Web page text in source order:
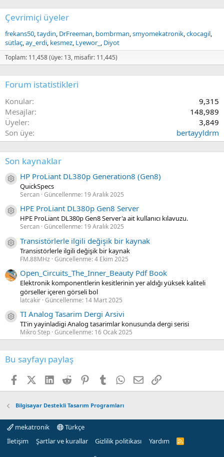
Çevrimiçi üyeler
frekans50 taydin DrFreeman bombrman smyomekatronik ckocagil
sütlaç ay_erdi kesmez Lyewor_ Diyot
Toplam: 11,458 (üye: 13, misafir: 11,445)
Forum istatistikleri
Konular
9,315
Mesajlar
148,989
Üyeler
3,849
Son üye
bertayyldrm
Son kaynaklar
Kaynak ikon/amblem
HP ProLiant DL380p Generation8 (Gen8)
QuickSpecs
Sercan Güncellenme: 19 Aralık 2025
Kaynak ikon/amblem
HPE ProLiant DL380p Gen8 Server
HPE ProLiant DL380p Gen8 Server'a ait kullanıcı kılavuzu.
Sercan Güncellenme: 19 Aralık 2025
Kaynak ikon/amblem
Transistörlerle ilgili değişik bir kaynak
Transistörlerle ilgili değişik bir kaynak
FM.88MHz Güncellenme:4 Ekim 2025
Open_Circuits_The_Inner_Beauty Pdf Book
Elektronik komponentlerin kesitlerinin yer aldığı yüksek kaliteli
görseller içeren görseli bol
latcakir Güncellenme: 14 Mart 2025
Kaynak ikon/amblem
TI Analog Tasarim Dergi Arsivi
TI'in yayinladigi Analog tasarimlar konusunda dergi serisi
Mikro Step Güncellenme: 16 Ocak 2025
Bu sayfayı paylaş
FacebookX (Twitter)
LinkedIn
Reddit PinterestTumblr WhatsApp
E-postaLink
Bilgisayar Destekli Tasarım Programları
mekatronik
Türkçe
İletişim
Şartlar ve kurallar Gizlilik politikası Yardım
R